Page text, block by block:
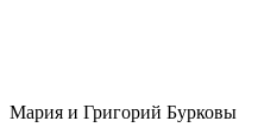
Мария и Григорий Бурковы